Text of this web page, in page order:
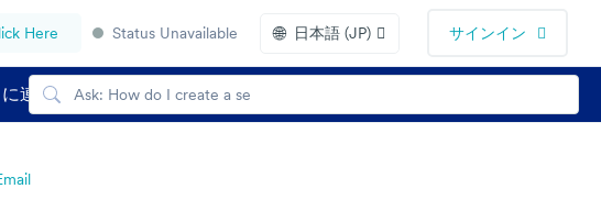
Here Status Unavailable 🌐 日本語 (JP) サインイン
連絡する